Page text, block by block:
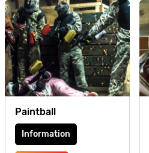
Paintball
Information